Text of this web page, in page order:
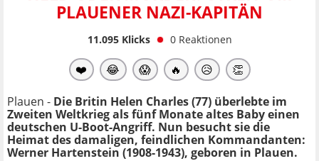
PLAUENER NAZI-KAPITÄN
11.095Klicks 0 Reaktionen
❤️ 😂 😱 🔥 😥 👏
Plauen - Die Britin Helen Charles (77) überlebte im
Zweiten Weltkrieg als fünf Monate altes Baby einen
deutschen U-Boot-Angriff. Nun besucht sie die
Heimat des damaligen, feindlichen Kommandanten:
Werner Hartenstein (1908-1943), geboren in Plauen.